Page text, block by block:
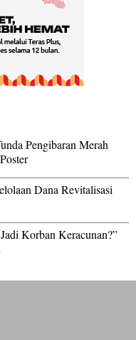
Pengibaran Merah
Dana Revitalisasi
Korban Keracunan?”